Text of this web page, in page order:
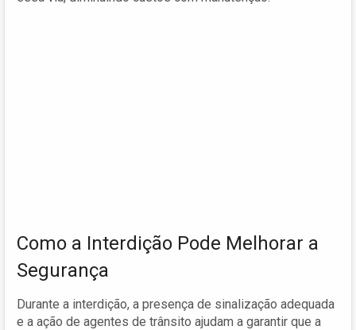
Como a Interdição Pode Melhorar a
Segurança
Durante a interdição, a presença de sinalização adequada
e a ação de agentes de trânsito ajudam a garantir que a